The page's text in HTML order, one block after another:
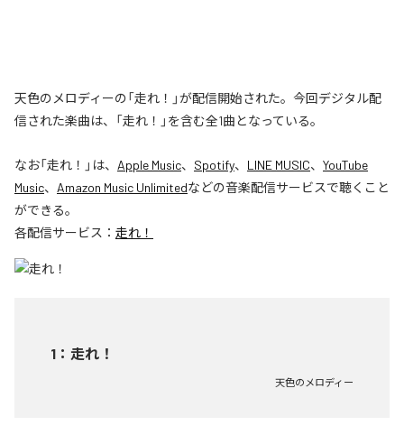
天色のメロディーの「走れ！」が配信開始された。今回デジタル配
信された楽曲は、「走れ！」を含む全1曲となっている。
なお「走れ！ 」は、 Apple Music、 Spotify、 LINE MUSIC、 YouTube
Music、 Amazon Music Unlimitedなどの音楽配信サービスで聴くこと
ができる。
各配信サービス： 走れ！
1 ： 走れ！
天色のメロディー